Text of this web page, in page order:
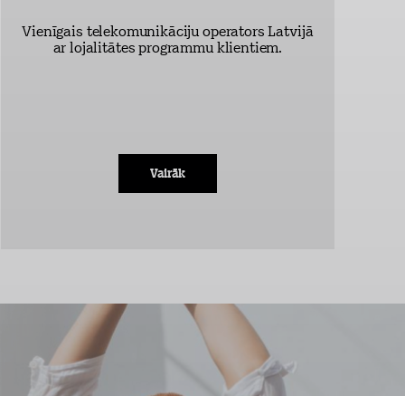
Vienīgais telekomunikāciju operators Latvijā
ar lojalitātes programmu klientiem.
Vairāk